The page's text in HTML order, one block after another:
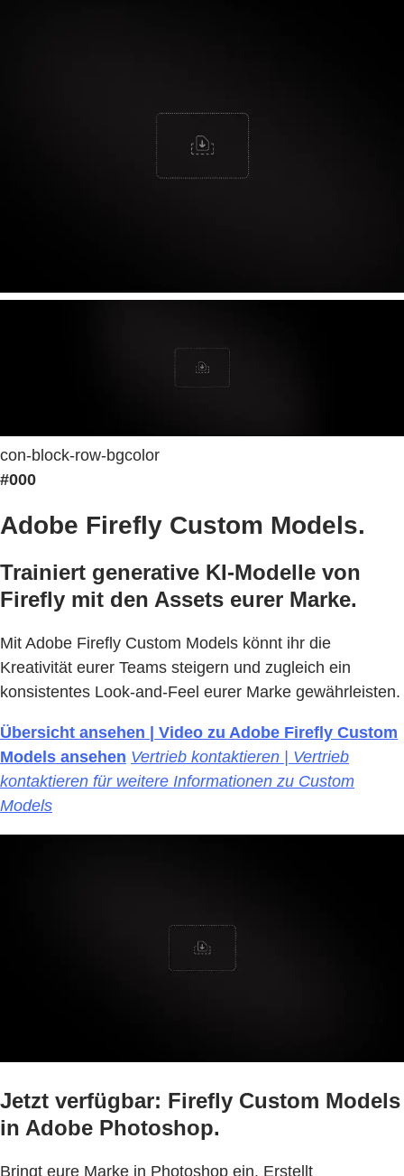
con-block-row-bgcolor
#000
Adobe Firefly Custom Models.
Trainiert generative KI-Modelle von
Firefly mit den Assets eurer Marke.
Mit Adobe Firefly Custom Models könnt ihr die
Kreativität eurer Teams steigern und zugleich ein
konsistentes Look-and-Feel eurer Marke gewährleisten.
Übersicht ansehen | Video zu Adobe Firefly Custom
Models ansehen Vertrieb kontaktieren | Vertrieb
kontaktieren für weitere Informationen zu Custom
Models
Jetzt verfügbar: Firefly Custom Models
in Adobe Photoshop.
Bringt eure Marke in Photoshop ein. Erstellt